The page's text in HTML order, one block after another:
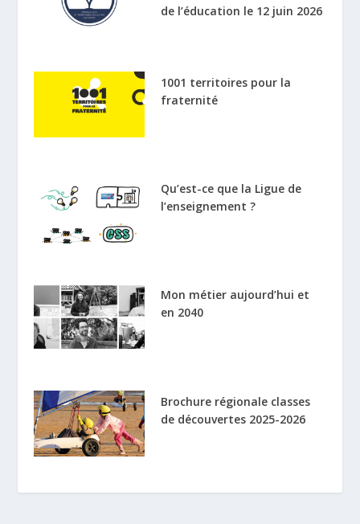
de l’éducation le 12 juin 2026
1001 territoires pour la
fraternité
Qu’est-ce que la Ligue de
l’enseignement ?
Mon métier aujourd’hui et
en 2040
Brochure régionale classes
de découvertes 2025-2026